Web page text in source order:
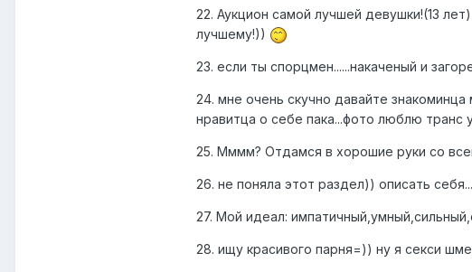
22. Аукцион самой лучшей девушки!(13
лучшему!))
23. если ты спорцмен......накаченый и
24. мне очень скучно давайте
нравитца о себе пака...фото люблю
25. Мммм? Отдамся в хорошие руки со
26. не поняла этот раздел)) описать
27. Мой идеал:
28. ищу красивого парня=)) ну я секси